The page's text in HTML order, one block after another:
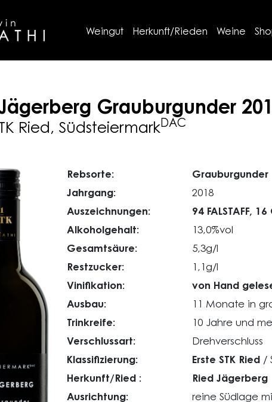
Weingut Herkunft/Rieden Weine
Grauburgunder
Ried, SüdsteiermarkDAC
Rebsorte:
Grauburgunder
Jahrgang:
2018
Auszeichnungen:
94 FALSTAFF, 16
Alkoholgehalt:
13,0%vol
Gesamtsäure:
5,3g/l
Restzucker:
1,1g/l
Vinifikation:
von Hand
Ausbau:
11 Monate in
Trinkreife:
10 Jahre und
Verschlussart:
Drehverschluss
Klassifizierung:
Erste STK Ried /
Herkunft/Ried :
Ried Jägerberg
Ausrichtung:
reine Südlage